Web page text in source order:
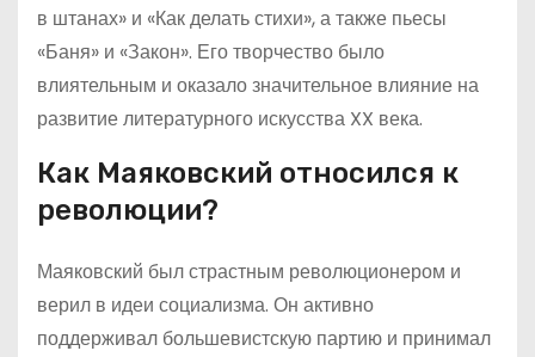
в штанах» и «Как делать стихи», а также пьесы
«Баня» и «Закон». Его творчество было
влиятельным и оказало значительное влияние на
развитие литературного искусства XX века.
Как Маяковский относился к
революции?
Маяковский был страстным революционером и
верил в идеи социализма. Он активно
поддерживал большевистскую партию и принимал